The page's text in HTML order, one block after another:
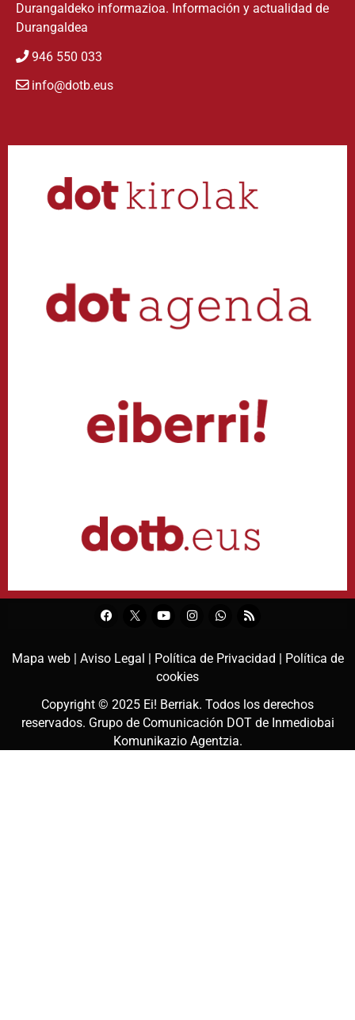
Durangaldeko informazioa. Información y actualidad de
Durangaldea
946 550 033
info@dotb.eus
Mapa web | Aviso Legal | Política de Privacidad | Política de
cookies
Copyright © 2025 Ei! Berriak. Todos los derechos
reservados. Grupo de Comunicación DOT de Inmediobai
Komunikazio Agentzia.